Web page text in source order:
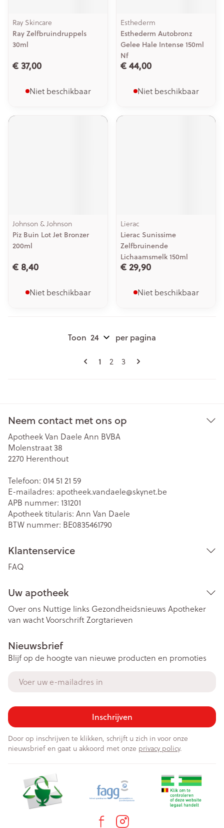
Ray Skincare
Ray Zelfbruindruppels
30ml
€ 37,00
Niet beschikbaar
Esthederm
Esthederm Autobronz
Gelee Hale Intense 150ml
Nf
€ 44,00
Niet beschikbaar
Johnson & Johnson
Piz Buin Lot Jet Bronzer
200ml
€ 8,40
Niet beschikbaar
Lierac
Lierac Sunissime
Zelfbruinende
Lichaamsmelk 150ml
€ 29,90
Niet beschikbaar
Pagina's
U lees momenteel pagina
1 Pagina
2 Pagina
3
Toon per pagina
Neem contact met ons op
Apotheek Van Daele Ann BVBA
Molenstraat 38
2270 Herenthout
Telefoon: 014 51 21 59
E-mailadres: apotheek.vandaele@skynet.be
APB nummer: 131201
Apotheek titularis: Ann Van Daele
BTW nummer: BE0835461790
Klantenservice
FAQ
Uw apotheek
Over ons Nuttige links Gezondheidsnieuws Apotheker
van wachtVoorschriftZorgtarieven
Nieuwsbrief
Blijf op de hoogte van nieuwe producten en promoties
Inschrijven
Door op inschrijven te klikken, schrijft u zich in voor onze
nieuwsbrief en gaat u akkoord met onze privacy policy.